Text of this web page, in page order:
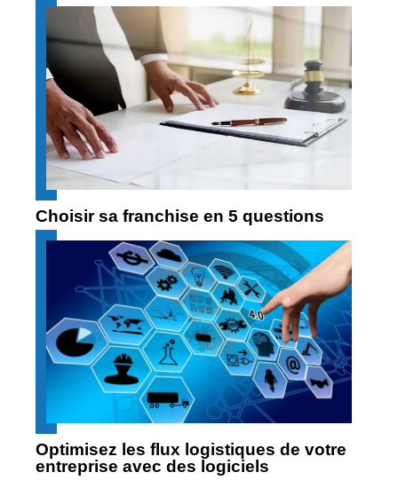
Choisir sa franchise en 5 questions
Optimisez les flux logistiques de votre
entreprise avec des logiciels